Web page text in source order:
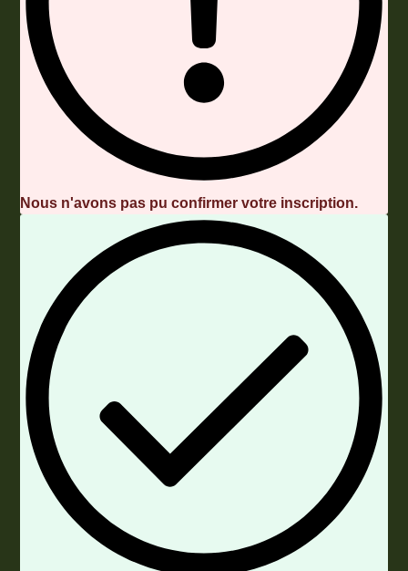
Nous n'avons pas pu confirmer votre inscription.